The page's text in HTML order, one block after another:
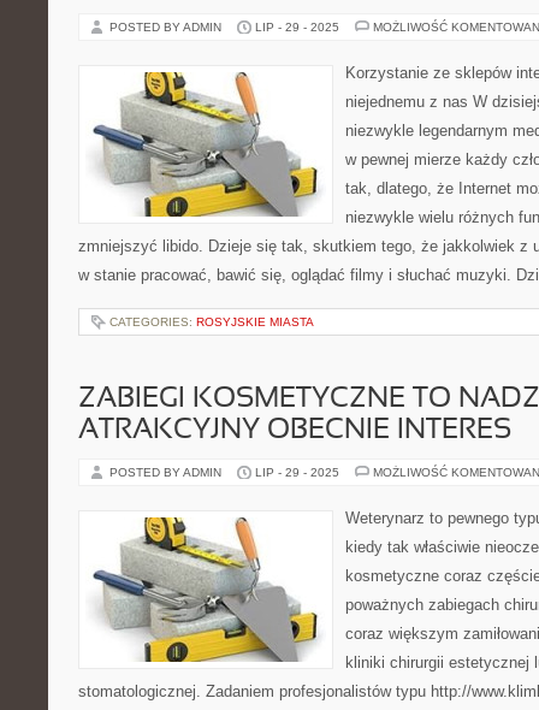
POSTED BY ADMIN LIP - 29 - 2025 MOŻLIWOŚĆ
Korzystanie ze sklepów
niejednemu z nas W
niezwykle legendarnym
w pewnej mierze każdy
tak, dlatego, że Internet
niezwykle wielu różnych
zmniejszyć libido. Dzieje się tak, skutkiem tego, że jakkolwiek z
w stanie pracować, bawić się, oglądać filmy i słuchać muzyki.
CATEGORIES: ROSYJSKIE MIASTA
ZABIEGI KOSMETYCZNE TO
ATRAKCYJNY OBECNIE INTERES
POSTED BY ADMIN LIP - 29 - 2025 MOŻLIWOŚĆ
Weterynarz to pewnego
kiedy tak właściwie
kosmetyczne coraz
poważnych zabiegach
coraz większym
kliniki chirurgii estetycznej
stomatologicznej. Zadaniem profesjonalistów typu http://